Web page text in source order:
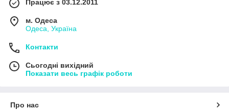
Працює з 03.12.2011
м. Одеса
Одеса, Україна
Контакти
Сьогодні вихідний
Показати весь графік роботи
Про нас